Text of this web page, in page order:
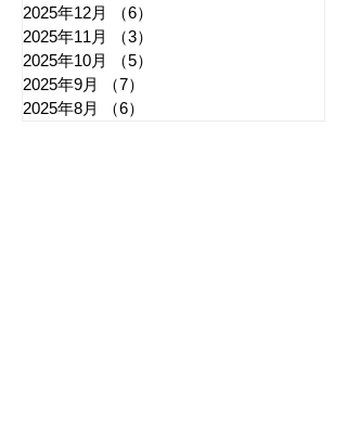
2025年12月
（6）
2025年11月
（3）
2025年10月
（5）
2025年9月
（7）
2025年8月
（6）